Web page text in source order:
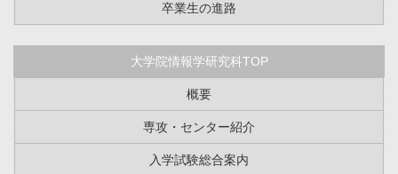
卒業生の進路
大学院情報学研究科TOP
概要
専攻・センター紹介
入学試験総合案内